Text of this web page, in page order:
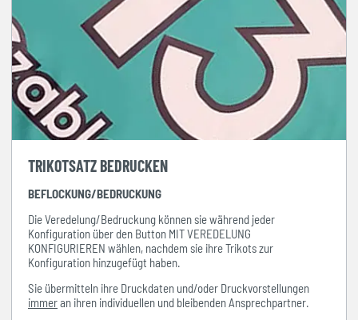
TRIKOTSATZ BEDRUCKEN
BEFLOCKUNG/BEDRUCKUNG
Die Veredelung/Bedruckung können sie während jeder
Konfiguration über den Button MIT VEREDELUNG
KONFIGURIEREN wählen, nachdem sie ihre Trikots zur
Konfiguration hinzugefügt haben.
Sie übermitteln ihre Druckdaten und/oder Druckvorstellungen
immeran ihren individuellen und bleibenden Ansprechpartner.